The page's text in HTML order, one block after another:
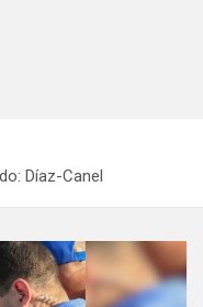
Díaz-Canel